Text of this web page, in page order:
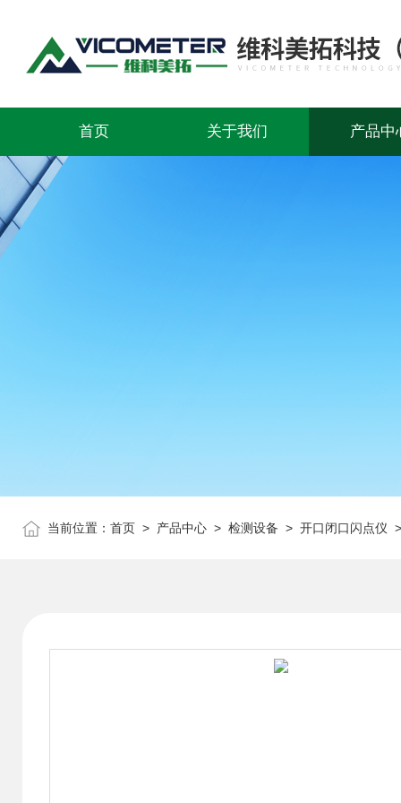
首页 关于我们 产品中
当前位置： 首页 > 产品中心 > 检测设备 > 开口闭口闪点仪